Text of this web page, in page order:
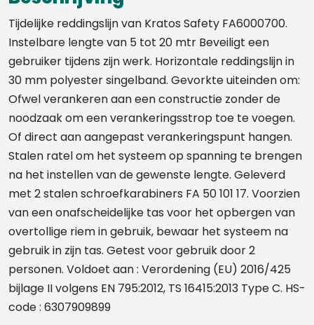
Tijdelijke reddingslijn van Kratos Safety FA6000700.
Instelbare lengte van 5 tot 20 mtr Beveiligt een
gebruiker tijdens zijn werk. Horizontale reddingslijn in
30 mm polyester singelband. Gevorkte uiteinden om:
Ofwel verankeren aan een constructie zonder de
noodzaak om een ​​verankeringsstrop toe te voegen.
Of direct aan aangepast verankeringspunt hangen.
Stalen ratel om het systeem op spanning te brengen
na het instellen van de gewenste lengte. Geleverd
met 2 stalen schroefkarabiners FA 50 101 17. Voorzien
van een onafscheidelijke tas voor het opbergen van
overtollige riem in gebruik, bewaar het systeem na
gebruik in zijn tas. Getest voor gebruik door 2
personen. Voldoet aan : Verordening (EU) 2016/425
bijlage II volgens EN 795:2012, TS 16415:2013 Type C. HS-
code : 6307909899